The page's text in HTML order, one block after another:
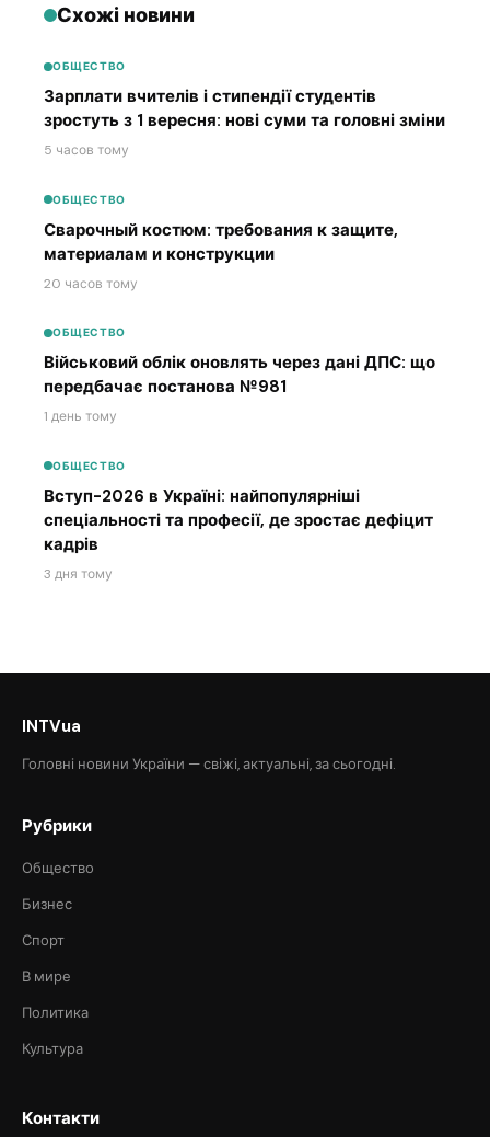
Схожі новини
ОБЩЕСТВО
Зарплати вчителів і стипендії студентів
зростуть з 1 вересня: нові суми та головні зміни
5 часов тому
ОБЩЕСТВО
Сварочный костюм: требования к защите,
материалам и конструкции
20 часов тому
ОБЩЕСТВО
Військовий облік оновлять через дані ДПС: що
передбачає постанова №981
1 день тому
ОБЩЕСТВО
Вступ-2026 в Україні: найпопулярніші
спеціальності та професії, де зростає дефіцит
кадрів
3 дня тому
INTVua
Головні новини України — свіжі, актуальні, за сьогодні.
Рубрики
Общество
Бизнес
Спорт
В мире
Политика
Культура
Контакти